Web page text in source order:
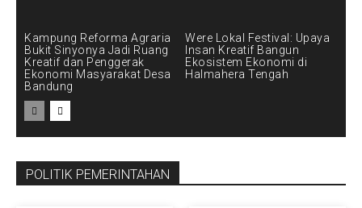
Kampung Reforma Agraria
Bukit Sinyonya Jadi Ruang
Kreatif dan Penggerak
Ekonomi Masyarakat Desa
Bandung ‎
Were Lokal Festival: Upaya
Insan Kreatif Bangun
Ekosistem Ekonomi di
Halmahera Tengah
POLITIK PEMERINTAHAN